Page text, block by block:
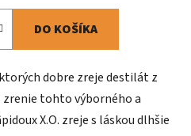
DO KOŠÍKA
dobre zreje destilát z
zrenie tohto výborného a
X.O. zreje s láskou dlhšie